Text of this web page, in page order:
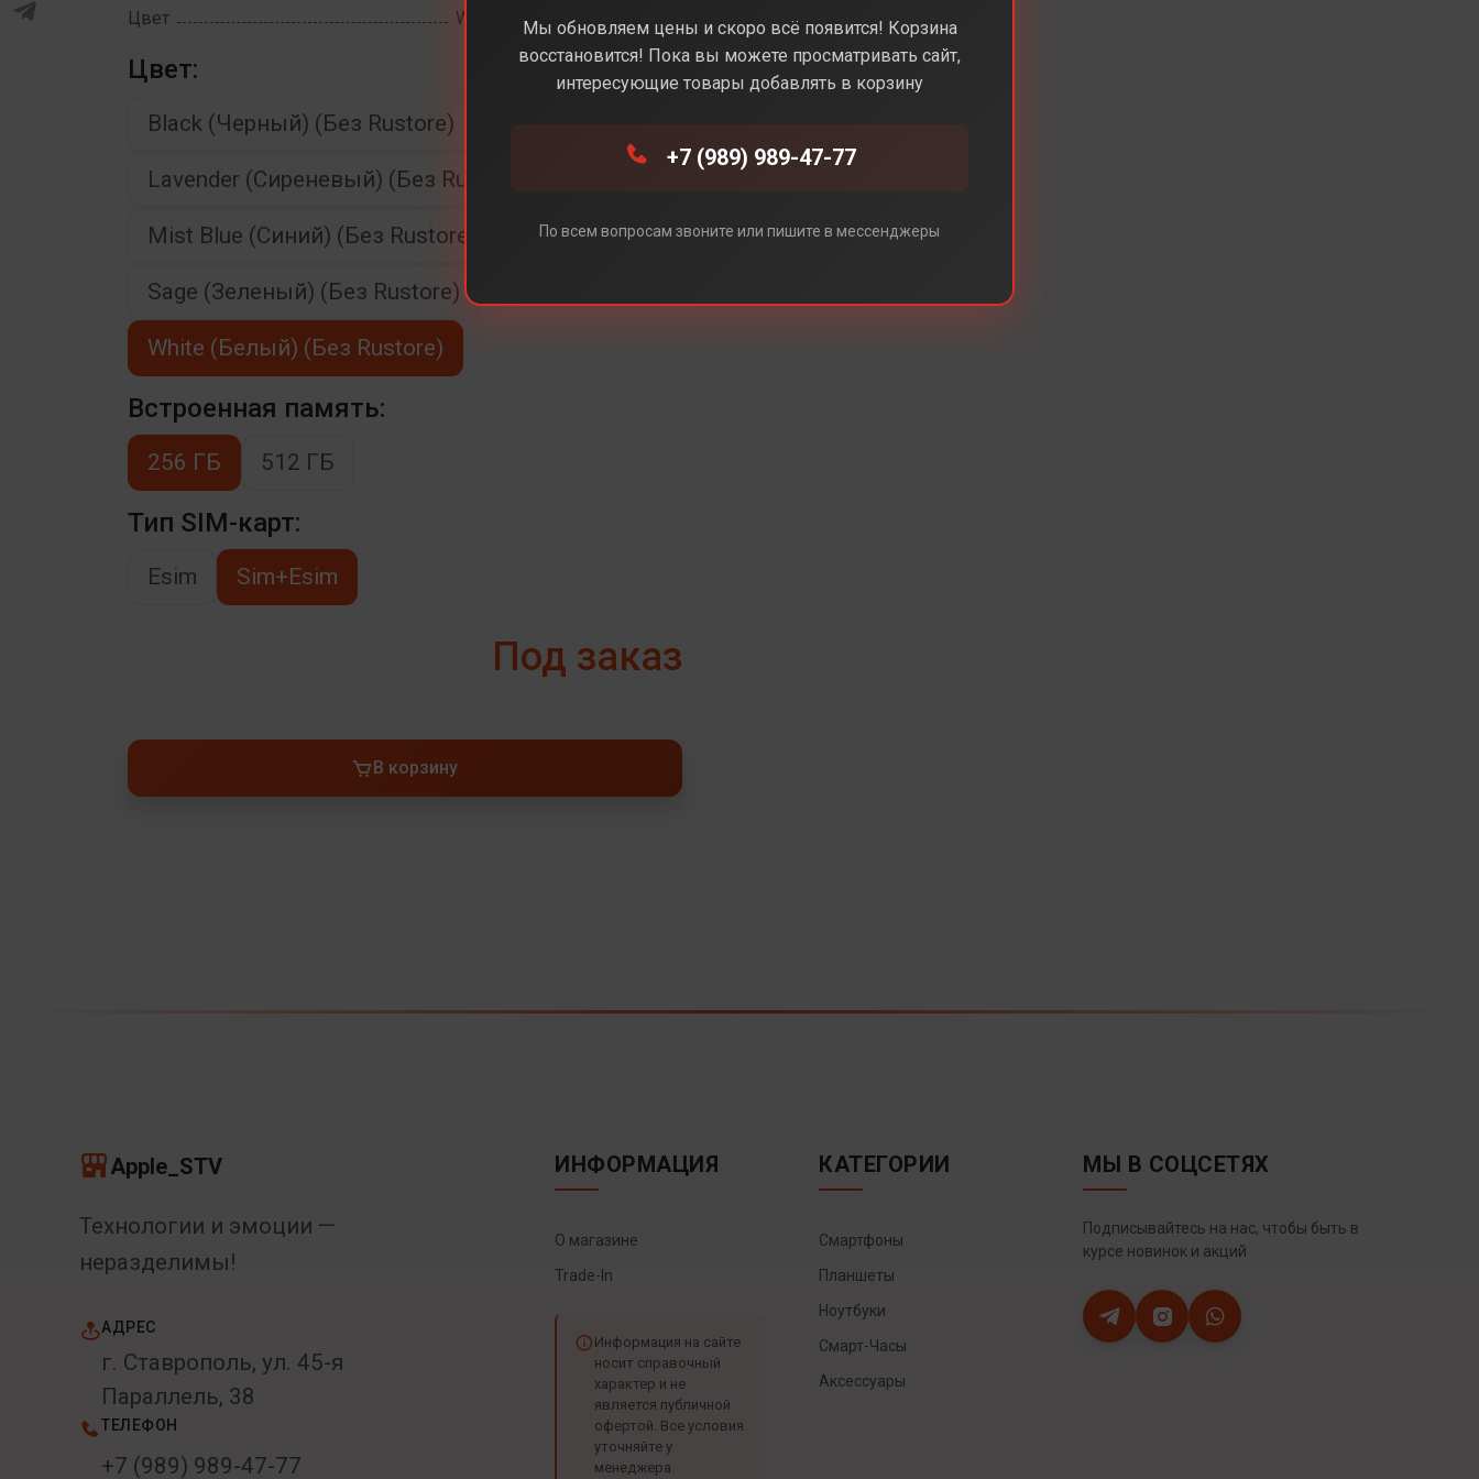
Цвет White (Белый) (Без Rustore)
Цвет:
Black (Черный) (Без Rustore)
Lavender (Сиреневый) (Без Rustore)
Mist Blue (Синий) (Без Rustore)
Sage (Зеленый) (Без Rustore)
White (Белый) (Без Rustore)
Встроенная память:
256 ГБ 512 ГБ
Тип SIM-карт:
Esim Sim+Esim
Под заказ
В корзину
Apple_STV
Технологии и эмоции —
неразделимы!
АДРЕС
г. Ставрополь, ул. 45-я
Параллель, 38
ТЕЛЕФОН
+7 (989) 989-47-77
ИНФОРМАЦИЯ
О магазине
Trade-In
Информация на сайте
носит справочный
характер и не
является публичной
офертой. Все условия
уточняйте у
менеджера.
КАТЕГОРИИ
Смартфоны
Планшеты
Ноутбуки
Смарт-Часы
Аксессуары
МЫ В СОЦСЕТЯХ
Подписывайтесь на нас, чтобы быть в
курсе новинок и акций
Мы обновляем цены и скоро всё появится! Корзина
восстановится! Пока вы можете просматривать сайт,
интересующие товары добавлять в корзину
+7 (989) 989-47-77
По всем вопросам звоните или пишите в мессенджеры